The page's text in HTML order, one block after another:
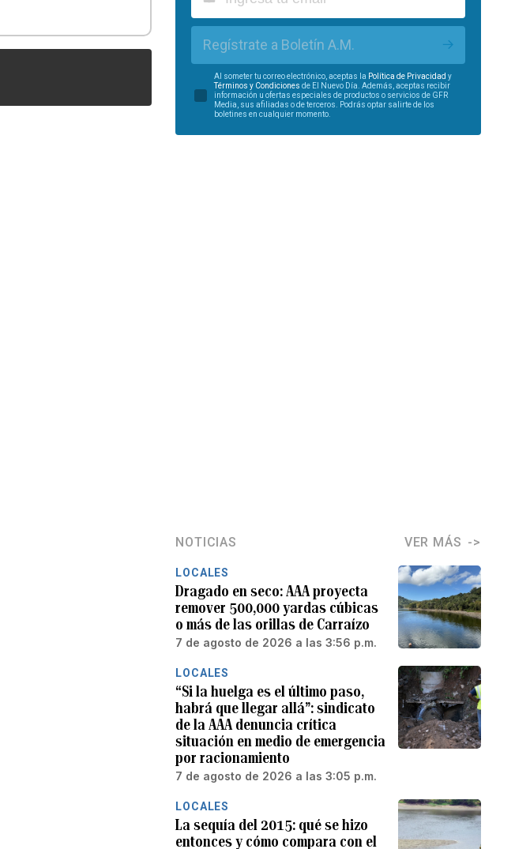
Regístrate a Boletín A.M.
Al someter tu correo electrónico, aceptas la Política de Privacidad y
Términos y Condiciones de El Nuevo Día. Además, aceptas recibir
información u ofertas especiales de productos o servicios de GFR
Media, sus afiliadas o de terceros. Podrás optar salirte de los
boletines en cualquier momento.
NOTICIAS VER MÁS
LOCALES
Dragado en seco: AAA proyecta
remover 500,000 yardas cúbicas
o más de las orillas de Carraízo
7 de agosto de 2026 a las 3:56 p.m.
LOCALES
“Si la huelga es el último paso,
habrá que llegar allá”: sindicato
de la AAA denuncia crítica
situación en medio de emergencia
por racionamiento
7 de agosto de 2026 a las 3:05 p.m.
LOCALES
La sequía del 2015: qué se hizo
entonces y cómo compara con el